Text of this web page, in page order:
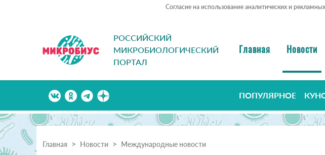
Согласие на использование аналитических и
РОССИЙСКИЙ
МИКРОБИОЛОГИЧЕСКИЙ
ПОРТАЛ
Главная Новости
ПОПУЛЯРНОЕ
Главная Новости Международные новости